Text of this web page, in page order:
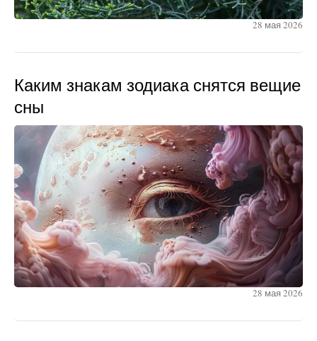
28 мая 2026
Каким знакам зодиака снятся вещие
сны
28 мая 2026